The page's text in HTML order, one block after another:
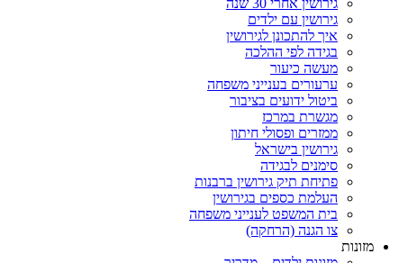
גירושין אחרי 30 שנה
גירושין עם ילדים
איך להתכונן לגירושין
בגידה לפי ההלכה
מעשה כיעור
ערעורים בענייני משפחה
ביטול ידועים בציבור
מגשרת במרכז
ממזרים ופסולי חיתון
גירושין בישראל
סימנים לבגידה
פתיחת תיק גירושין ברבנות
העלמת כספים בגירושין
בית המשפט לענייני משפחה
צו הגנה (הרחקה)
מזונות